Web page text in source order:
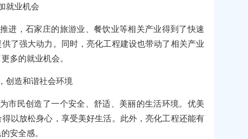
就业机会
进，石家庄的旅游业、餐饮业等相关产业得到了快速
了强大动力。同时，亮化工程建设也带动了相关产业
多的就业机会。
创造和谐社会环境
市民创造了一个安全、舒适、美丽的生活环境。优美
以放松身心，享受美好生活。此外，亮化工程还能有
安全感。